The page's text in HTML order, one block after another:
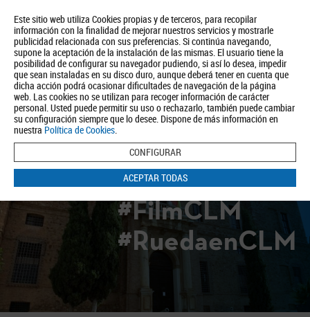
Este sitio web utiliza Cookies propias y de terceros, para recopilar
información con la finalidad de mejorar nuestros servicios y mostrarle
publicidad relacionada con sus preferencias. Si continúa navegando,
supone la aceptación de la instalación de las mismas. El usuario tiene la
posibilidad de configurar su navegador pudiendo, si así lo desea, impedir
que sean instaladas en su disco duro, aunque deberá tener en cuenta que
dicha acción podrá ocasionar dificultades de navegación de la página
web. Las cookies no se utilizan para recoger información de carácter
personal. Usted puede permitir su uso o rechazarlo, también puede cambiar
su configuración siempre que lo desee. Dispone de más información en
nuestra Política de Cookies.
CONFIGURAR
ACEPTAR TODAS
Quiénes somos Turismo Política de Privacidad Aviso Legal
Política de Cookies
BUSCAR
#FilmCLM
#RuedaenCLM